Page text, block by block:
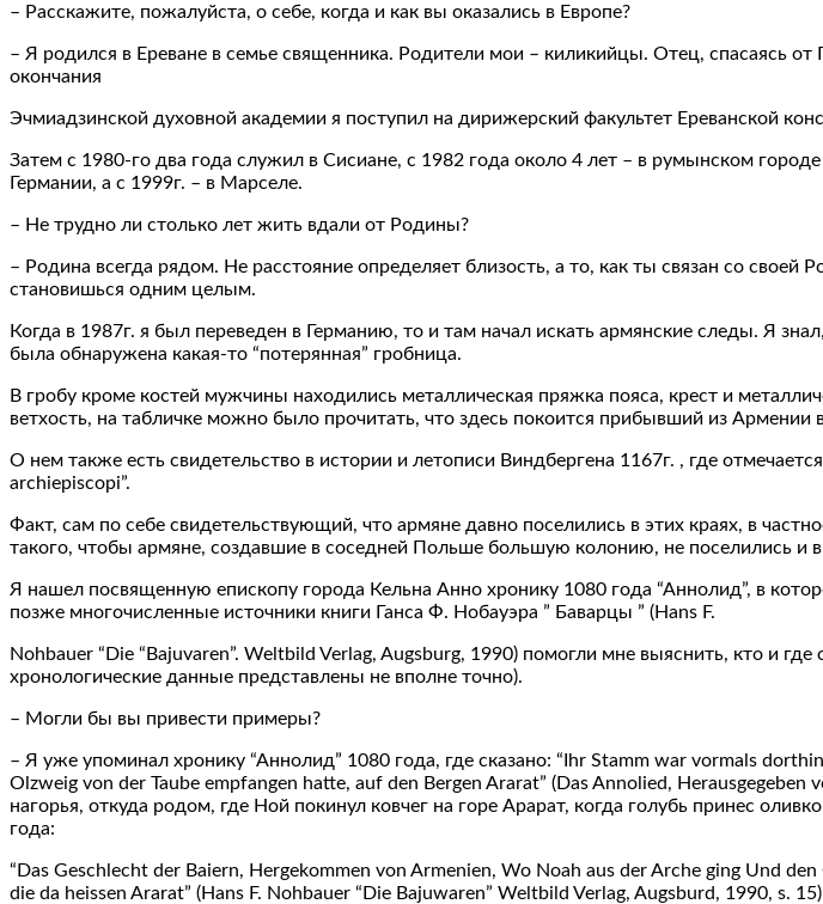
– Расскажите, пожалуйста, о себе, когда и как вы оказались в Европе?
– Я родился в Ереване в семье священника. Родители мои – киликийцы. Отец, спасаясь от
окончания
Эчмиадзинской духовной академии я поступил на дирижерский факультет Ереванской
Затем с 1980-го два года служил в Сисиане, с 1982 года около 4 лет – в румынском
Германии, а с 1999г. – в Марселе.
– Не трудно ли столько лет жить вдали от Родины?
– Родина всегда рядом. Не расстояние определяет близость, а то, как ты связан со
становишься одним целым.
Когда в 1987г. я был переведен в Германию, то и там начал искать армянские следы. Я
была обнаружена какая-то “потерянная” гробница.
В гробу кроме костей мужчины находились металлическая пряжка пояса, крест и
ветхость, на табличке можно было прочитать, что здесь покоится прибывший из Армении
О нем также есть свидетельство в истории и летописи Виндбергена 1167г. , где
archiepiscopi”.
Факт, сам по себе свидетельствующий, что армяне давно поселились в этих краях, в
такого, чтобы армяне, создавшие в соседней Польше большую колонию, не поселились и
Я нашел посвященную епископу города Кельна Анно хронику 1080 года “Аннолид”, в
позже многочисленные источники книги Ганса Ф. Нобауэра ” Баварцы ” (Hans F.
Nohbauer “Die “Bajuvaren”. Weltbild Verlag, Augsburg, 1990) помогли мне выяснить, кто и
хронологические данные представлены не вполне точно).
– Могли бы вы привести примеры?
– Я уже упоминал хронику “Аннолид” 1080 года, где сказано: “Ihr Stamm war vormals
Olzweig von der Taube empfangen hatte, auf den Bergen Ararat” (Das Annolied,
нагорья, откуда родом, где Ной покинул ковчег на горе Арарат, когда голубь принес
года:
“Das Geschlecht der Baiern, Hergekommen von Armenien, Wo Noah aus der Arche ging Und
die da heissen Ararat” (Hans F. Nohbauer “Die Bajuwaren” Weltbild Verlag, Augsburd, 1990, s.